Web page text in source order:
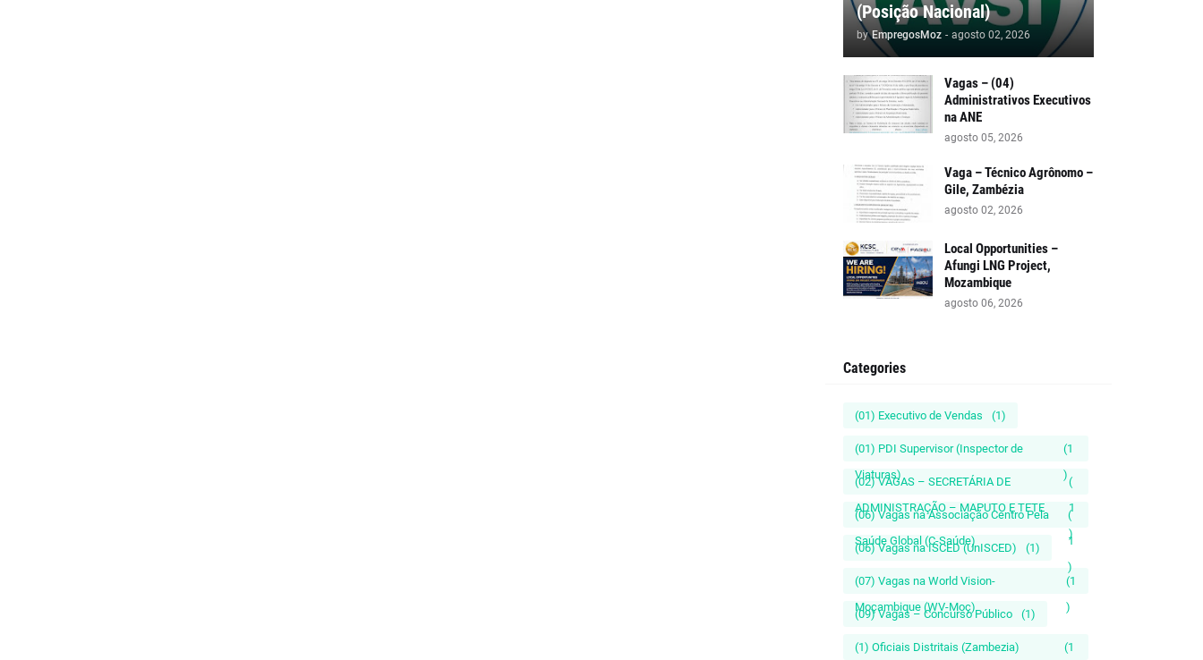
(Posição Nacional)
by EmpregosMoz - agosto 02, 2026
Vagas – (04)
Administrativos Executivos
na ANE
agosto 05, 2026
Vaga – Técnico Agrônomo –
Gile, Zambézia
agosto 02, 2026
Local Opportunities –
Afungi LNG Project,
Mozambique
agosto 06, 2026
Categories
(01) Executivo de Vendas (1)
(01) PDI Supervisor (Inspector de
Viaturas)
(1
)
(02) VAGAS – SECRETÁRIA DE
ADMINISTRAÇÃO – MAPUTO E TETE
(
1
)
(06) Vagas na Associação Centro Pela
Saúde Global (C-Saúde)
(
1
)
(06) Vagas na ISCED (UnISCED) (1)
(07) Vagas na World Vision-
Moçambique (WV-Moç)
(1
)
(09) Vagas – Concurso Público (1)
(1) Oficiais Distritais (Zambezia)
(1